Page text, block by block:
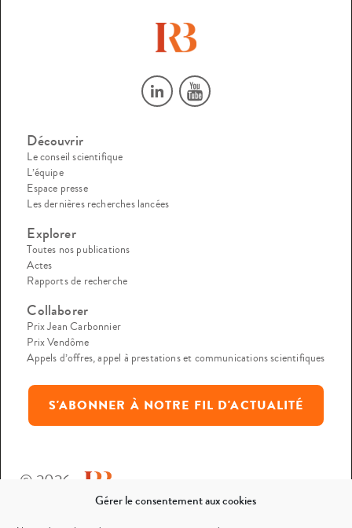
Gérer le consentement aux cookies
Découvrir
Le conseil scientifique
L’équipe
Espace presse
Les dernières recherches lancées
Explorer
Toutes nos publications
Actes
Rapports de recherche
Collaborer
Prix Jean Carbonnier
Prix Vendôme
Appels d’offres, appel à prestations et communications scientifiques
S'ABONNER À NOTRE FIL D'ACTUALITÉ
© 2026